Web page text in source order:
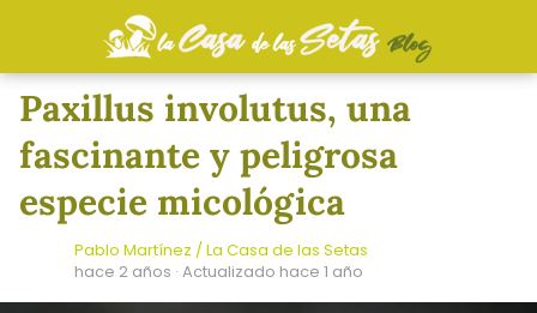
Paxillus involutus, una
fascinante y peligrosa
especie micológica
Pablo Martínez / La Casa de las Setas
hace 2 años · Actualizado hace 1 año